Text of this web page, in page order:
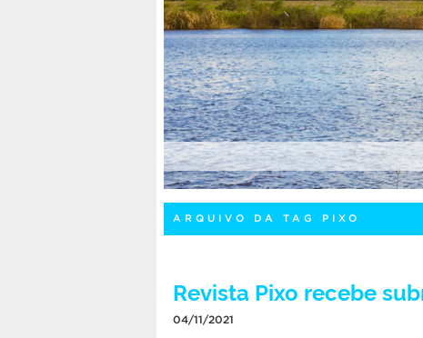
ARQUIVO DA TAG PIXO
Revista Pixo recebe
04/11/2021